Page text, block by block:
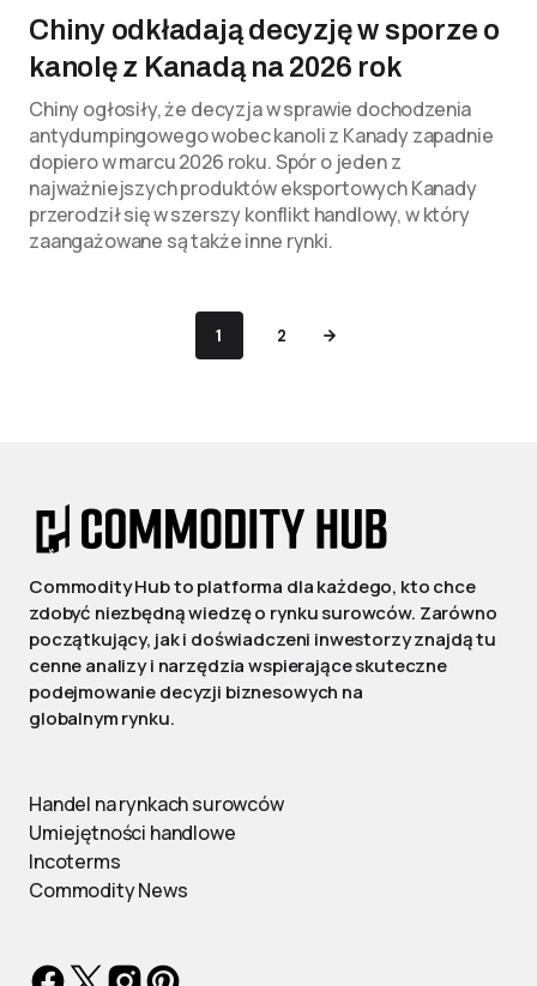
Chiny odkładają decyzję w sporze o
kanolę z Kanadą na 2026 rok
Chiny ogłosiły, że decyzja w sprawie dochodzenia
antydumpingowego wobec kanoli z Kanady zapadnie
dopiero w marcu 2026 roku. Spór o jeden z
najważniejszych produktów eksportowych Kanady
przerodził się w szerszy konflikt handlowy, w który
zaangażowane są także inne rynki.
1 2
Commodity Hub to platforma dla każdego, kto chce
zdobyć niezbędną wiedzę o rynku surowców. Zarówno
początkujący, jak i doświadczeni inwestorzy znajdą tu
cenne analizy i narzędzia wspierające skuteczne
podejmowanie decyzji biznesowych na
globalnym rynku.
Handel na rynkach surowców
Umiejętności handlowe
Incoterms
Commodity News